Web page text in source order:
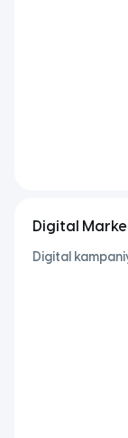
Digital
Digital